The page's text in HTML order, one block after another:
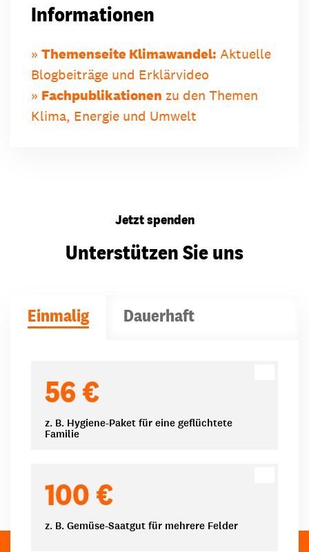
Informationen
Themenseite Klimawandel: Aktuelle
Blogbeiträge und Erklärvideo
Fachpublikationen zu den Themen
Klima, Energie und Umwelt
Jetzt spenden
Unterstützen Sie uns
Einmalig Dauerhaft
56 €
z. B. Hygiene-Paket für eine geflüchtete
Familie
100 €
z. B. Gemüse-Saatgut für mehrere Felder